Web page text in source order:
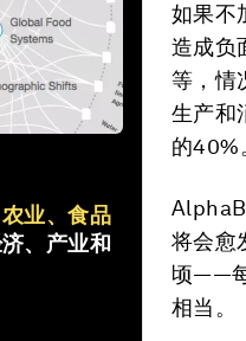
农业、食品
、产业和
如果不
造成负
等，情
生产和
的40%
将会愈
顷——
相当。